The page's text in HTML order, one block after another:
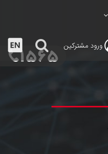
ورود مشترکین